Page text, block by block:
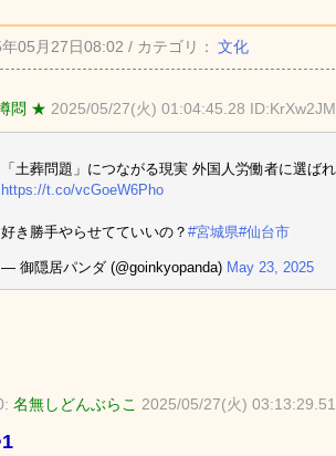
05月27日08:02 / カテゴリ： 文化
悶 ★ 2025/05/27(火) 01:04:45.28
「土葬問題」につながる現実 外国人労働者に選
https://t.co/vcGoeW6Pho
好き勝手やらせてていいの？ #宮城県#仙台市
— 御隠居パンダ (@goinkyopanda) May 23, 2025
名無しどんぶらこ 2025/05/27(火)